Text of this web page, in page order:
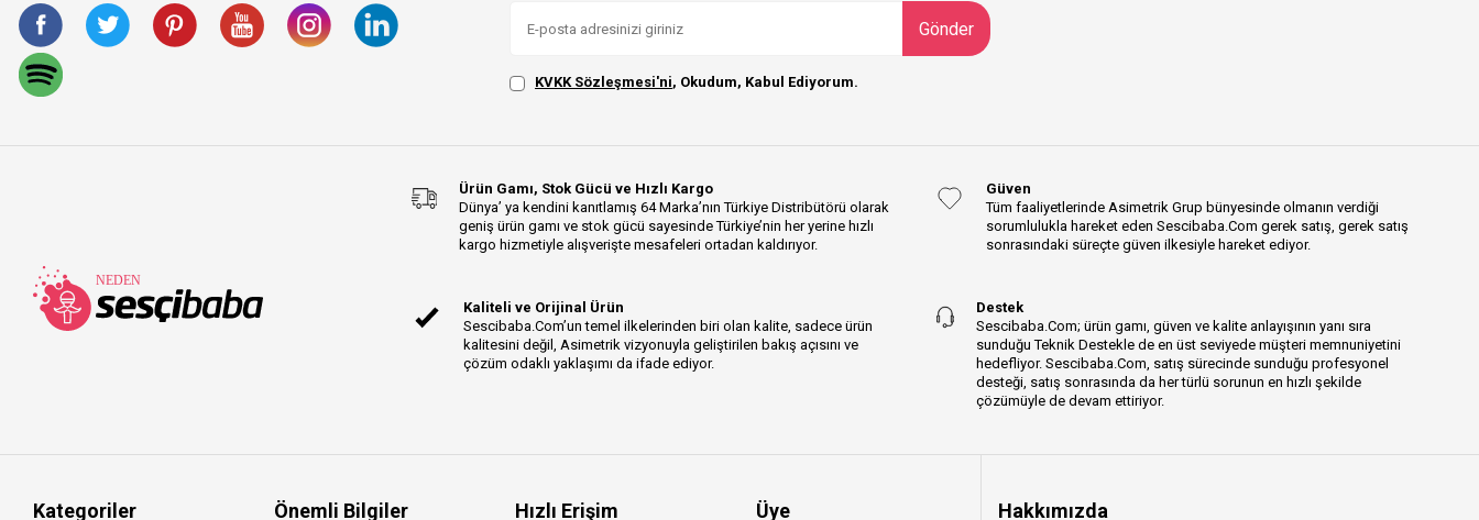
AlphaTheta, Pioneer DJ
Series
P2 Series
CA-X Series
Mic Series
EVO Series
AstroLab Stage Series
Gönder
KVKK Sözleşmesi'ni, Okudum, Kabul Ediyorum.
Ürün Gamı, Stok Gücü ve Hızlı Kargo
Dünya’ ya kendini kanıtlamış 64 Marka’nın Türkiye Distribütörü olarak
geniş ürün gamı ve stok gücü sayesinde Türkiye’nin her yerine hızlı
kargo hizmetiyle alışverişte mesafeleri ortadan kaldırıyor.
Güven
Tüm faaliyetlerinde Asimetrik Grup bünyesinde olmanın verdiği
sorumlulukla hareket eden Sescibaba.Com gerek satış, gerek satış
sonrasındaki süreçte güven ilkesiyle hareket ediyor.
Kaliteli ve Orijinal Ürün
Sescibaba.Com’un temel ilkelerinden biri olan kalite, sadece ürün
kalitesini değil, Asimetrik vizyonuyla geliştirilen bakış açısını ve
çözüm odaklı yaklaşımı da ifade ediyor.
Destek
Sescibaba.Com; ürün gamı, güven ve kalite anlayışının yanı sıra
sunduğu Teknik Destekle de en üst seviyede müşteri memnuniyetini
hedefliyor. Sescibaba.Com, satış sürecinde sunduğu profesyonel
desteği, satış sonrasında da her türlü sorunun en hızlı şekilde
çözümüyle de devam ettiriyor.
Kategoriler Önemli Bilgiler Hızlı Erişim Üye Hakkımızda